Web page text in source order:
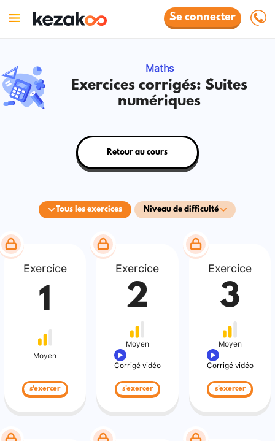
Se connecter
Maths
Exercices corrigés: Suites
numériques
Tous les exercices Niveau de difficulté
Retour au cours
Exercice
1
Moyen
s'exercer
Exercice
2
Moyen
Corrigé vidéo
s'exercer
Exercice
3
Moyen
Corrigé vidéo
s'exercer